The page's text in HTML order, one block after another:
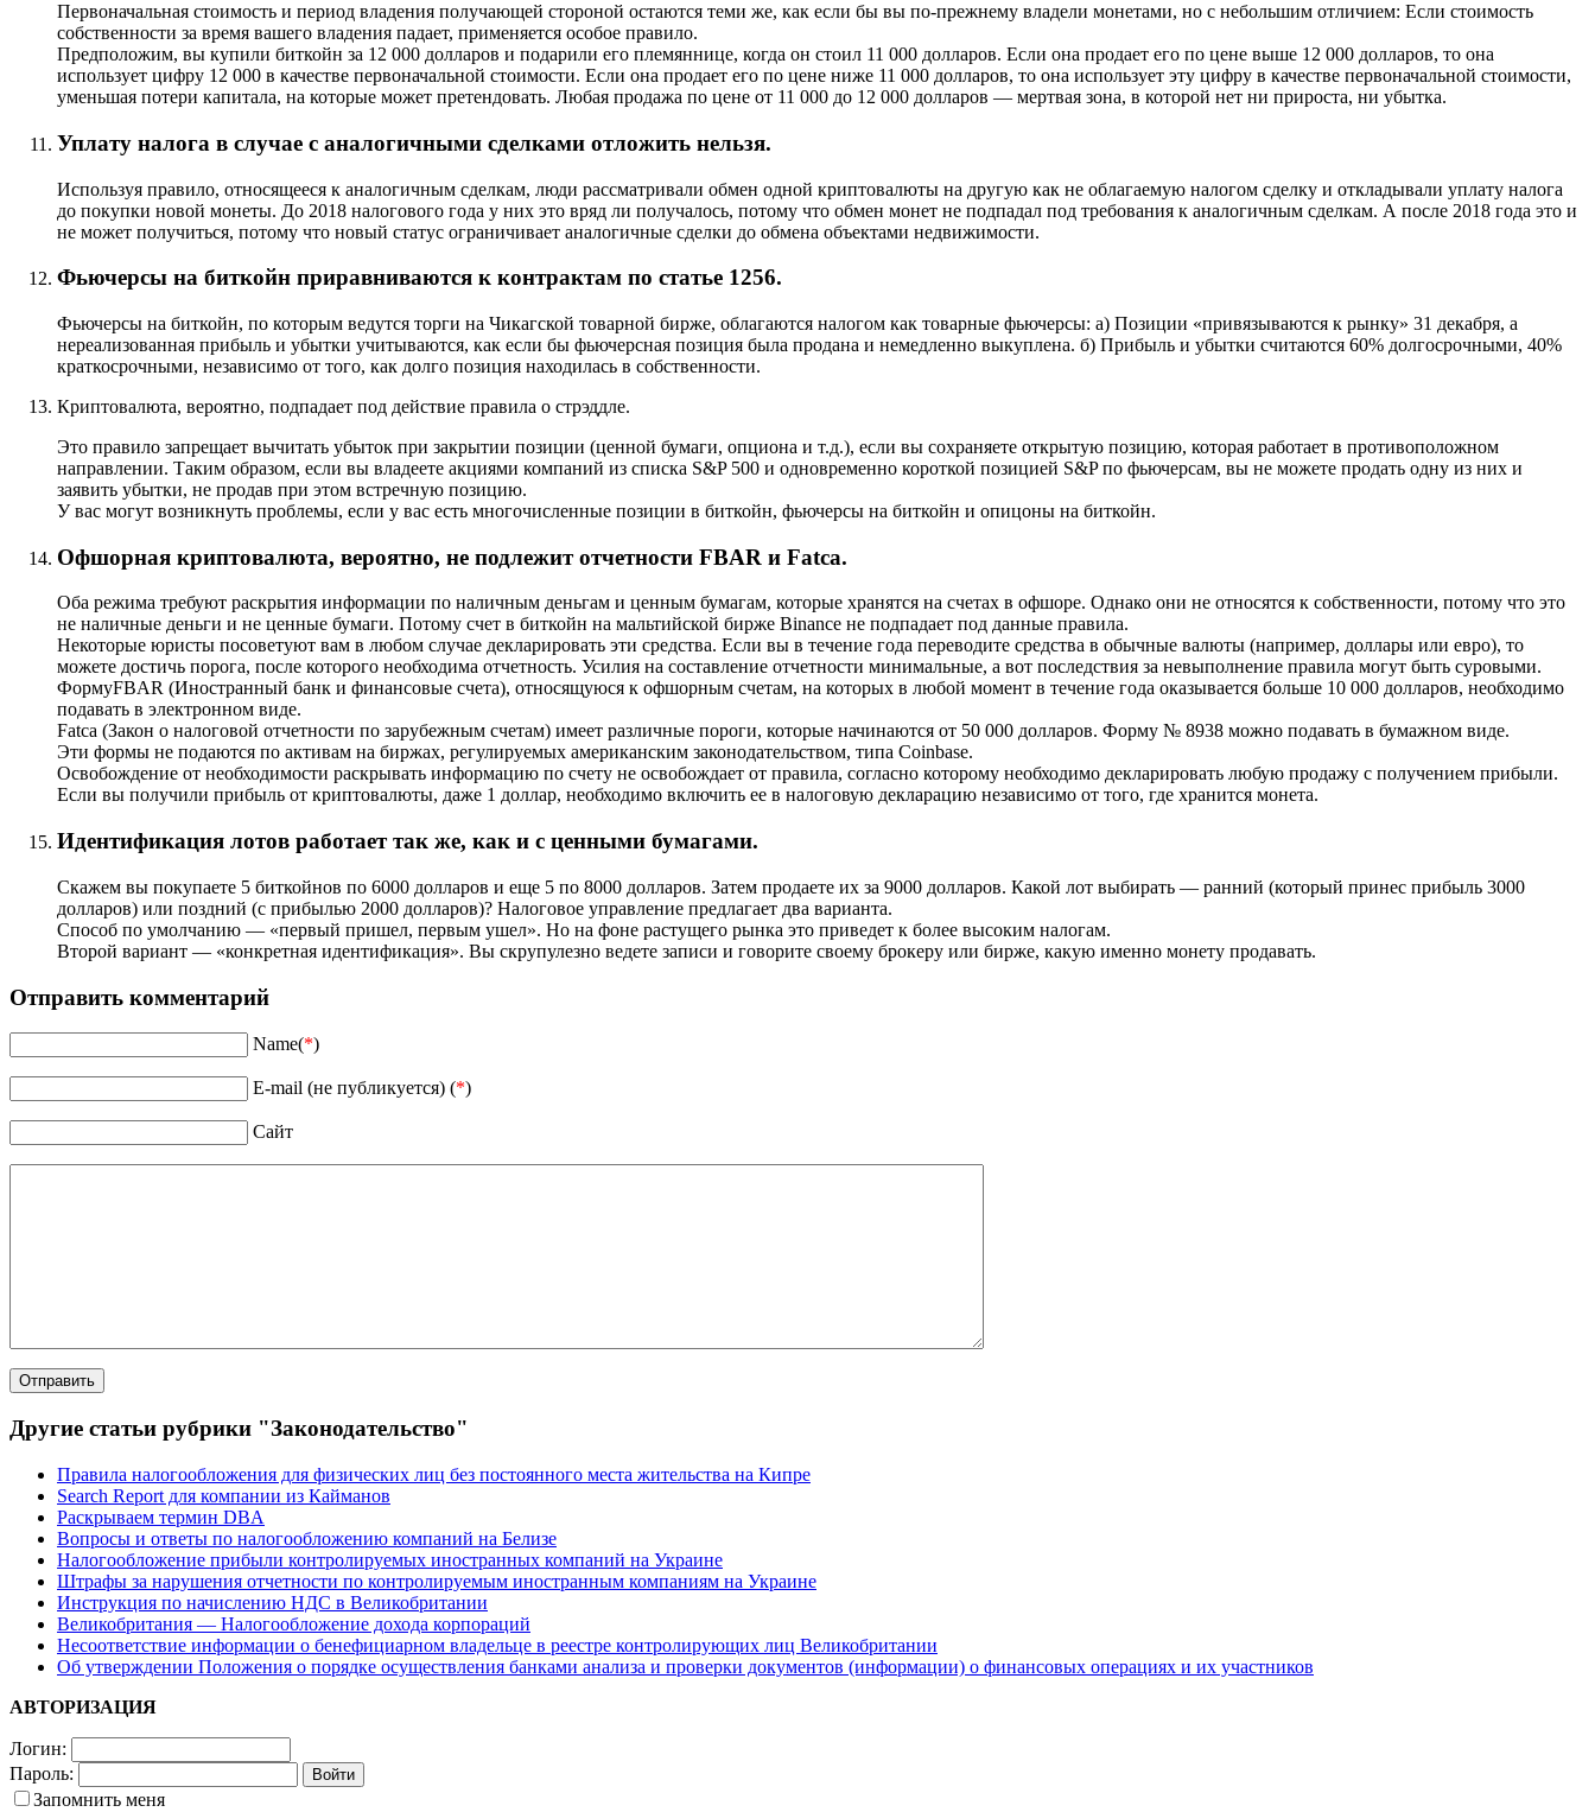
Первоначальная стоимость и период владения получающей стороной остаются теми же, как если бы вы по-прежнему владели монетами, но с небольшим отличием: Если стоимость
собственности за время вашего владения падает, применяется особое правило.
Предположим, вы купили биткойн за 12 000 долларов и подарили его племяннице, когда он стоил 11 000 долларов. Если она продает его по цене выше 12 000 долларов, то она
использует цифру 12 000 в качестве первоначальной стоимости. Если она продает его по цене ниже 11 000 долларов, то она использует эту цифру в качестве первоначальной стоимости,
уменьшая потери капитала, на которые может претендовать. Любая продажа по цене от 11 000 до 12 000 долларов — мертвая зона, в которой нет ни прироста, ни убытка.
Уплату налога в случае с аналогичными сделками отложить нельзя.
Используя правило, относящееся к аналогичным сделкам, люди рассматривали обмен одной криптовалюты на другую как не облагаемую налогом сделку и откладывали уплату налога
до покупки новой монеты. До 2018 налогового года у них это вряд ли получалось, потому что обмен монет не подпадал под требования к аналогичным сделкам. А после 2018 года это и
не может получиться, потому что новый статус ограничивает аналогичные сделки до обмена объектами недвижимости.
Фьючерсы на биткойн приравниваются к контрактам по статье 1256.
Фьючерсы на биткойн, по которым ведутся торги на Чикагской товарной бирже, облагаются налогом как товарные фьючерсы: а) Позиции «привязываются к рынку» 31 декабря, а
нереализованная прибыль и убытки учитываются, как если бы фьючерсная позиция была продана и немедленно выкуплена. б) Прибыль и убытки считаются 60% долгосрочными, 40%
краткосрочными, независимо от того, как долго позиция находилась в собственности.
Криптовалюта, вероятно, подпадает под действие правила о стрэддле.
Это правило запрещает вычитать убыток при закрытии позиции (ценной бумаги, опциона и т.д.), если вы сохраняете открытую позицию, которая работает в противоположном
направлении. Таким образом, если вы владеете акциями компаний из списка S&P 500 и одновременно короткой позицией S&P по фьючерсам, вы не можете продать одну из них и
заявить убытки, не продав при этом встречную позицию.
У вас могут возникнуть проблемы, если у вас есть многочисленные позиции в биткойн, фьючерсы на биткойн и опицоны на биткойн.
Офшорная криптовалюта, вероятно, не подлежит отчетности FBAR и Fatca.
Оба режима требуют раскрытия информации по наличным деньгам и ценным бумагам, которые хранятся на счетах в офшоре. Однако они не относятся к собственности, потому что это
не наличные деньги и не ценные бумаги. Потому счет в биткойн на мальтийской бирже Binance не подпадает под данные правила.
Некоторые юристы посоветуют вам в любом случае декларировать эти средства. Если вы в течение года переводите средства в обычные валюты (например, доллары или евро), то
можете достичь порога, после которого необходима отчетность. Усилия на составление отчетности минимальные, а вот последствия за невыполнение правила могут быть суровыми.
ФормуFBAR (Иностранный банк и финансовые счета), относящуюся к офшорным счетам, на которых в любой момент в течение года оказывается больше 10 000 долларов, необходимо
подавать в электронном виде.
Fatca (Закон о налоговой отчетности по зарубежным счетам) имеет различные пороги, которые начинаются от 50 000 долларов. Форму № 8938 можно подавать в бумажном виде.
Эти формы не подаются по активам на биржах, регулируемых американским законодательством, типа Coinbase.
Освобождение от необходимости раскрывать информацию по счету не освобождает от правила, согласно которому необходимо декларировать любую продажу с получением прибыли.
Если вы получили прибыль от криптовалюты, даже 1 доллар, необходимо включить ее в налоговую декларацию независимо от того, где хранится монета.
Идентификация лотов работает так же, как и с ценными бумагами.
Скажем вы покупаете 5 биткойнов по 6000 долларов и еще 5 по 8000 долларов. Затем продаете их за 9000 долларов. Какой лот выбирать — ранний (который принес прибыль 3000
долларов) или поздний (с прибылью 2000 долларов)? Налоговое управление предлагает два варианта.
Способ по умолчанию — «первый пришел, первым ушел». Но на фоне растущего рынка это приведет к более высоким налогам.
Второй вариант — «конкретная идентификация». Вы скрупулезно ведете записи и говорите своему брокеру или бирже, какую именно монету продавать.
Отправить комментарий
Name(*)
E-mail (не публикуется) (*)
Сайт
Другие статьи рубрики "Законодательство"
Правила налогообложения для физических лиц без постоянного места жительства на Кипре
Search Report для компании из Кайманов
Раскрываем термин DBA
Вопросы и ответы по налогообложению компаний на Белизе
Налогообложение прибыли контролируемых иностранных компаний на Украине
Штрафы за нарушения отчетности по контролируемым иностранным компаниям на Украине
Инструкция по начислению НДС в Великобритании
Великобритания — Налогообложение дохода корпораций
Несоответствие информации о бенефициарном владельце в реестре контролирующих лиц Великобритании
Об утверждении Положения о порядке осуществления банками анализа и проверки документов (информации) о финансовых операциях и их участников
АВТОРИЗАЦИЯ
Логин:
Пароль:
Запомнить меня